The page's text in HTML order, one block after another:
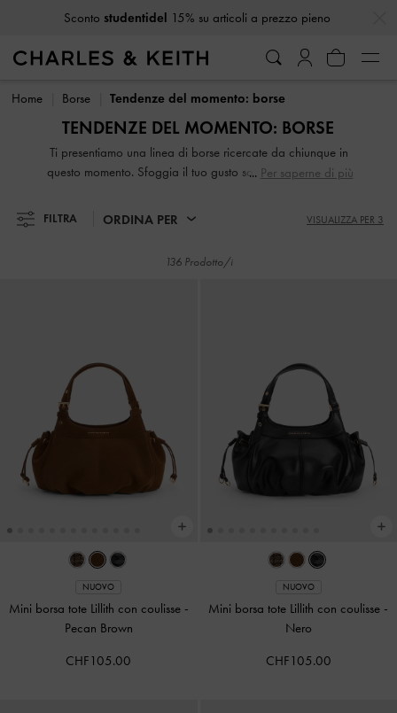
Ricevi 10% di scontoiscrivendoti alla newsletter*
15% su articoli a prezzo pieno
Ricevi10% di sconto iscrivendoti alla newsletter*
Home Borse Tendenze del momento: borse
TENDENZE DEL MOMENTO: BORSE
Ti presentiamo una linea di borse ricercate da chiunque in
questo momento. Sfoggia il tuo gusto sartoriale e anticipa i
tracolla, a mano o da polso dallo stile assolutamente
Per saperne di più
FILTRA ORDINA PER VISUALIZZA PER 3
136 Prodotto/i
NUOVO
Mini borsa tote Lillith con coulisse -
Pecan Brown
CHF105.00
NUOVO
Mini borsa tote Lillith con coulisse -
Nero
CHF105.00